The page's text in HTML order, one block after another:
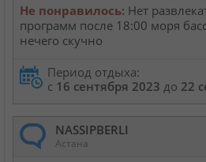
Не понравилось: Нет
программ после 18:00 моря
нечего скучно
Период отдыха:
с 16 сентября 2023 до 22
NASSIPBERLI
Астана